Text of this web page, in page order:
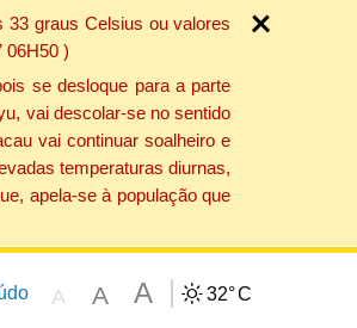
33 graus Celsius ou valores
06H50 )
se desloque para a parte
vai descolar-se no sentido
vai continuar soalheiro e
temperaturas diurnas,
apela-se à população que
A A A 32°C